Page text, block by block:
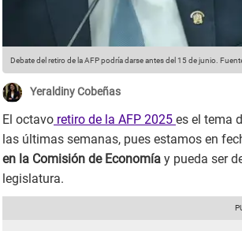
Debate del retiro de la AFP podría darse antes del 15 de junio.
Yeraldiny Cobeñas
El octavo retiro de la AFP 2025 es el tema
las últimas semanas, pues estamos en
en la Comisión de Economía y pueda ser
legislatura.